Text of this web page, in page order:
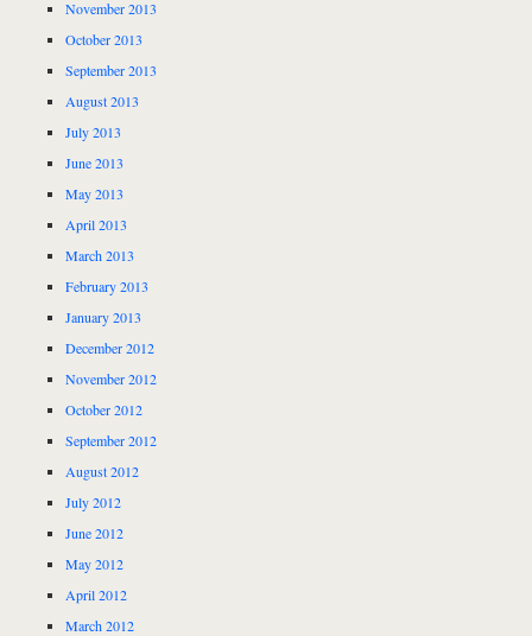
November 2013
October 2013
September 2013
August 2013
July 2013
June 2013
May 2013
April 2013
March 2013
February 2013
January 2013
December 2012
November 2012
October 2012
September 2012
August 2012
July 2012
June 2012
May 2012
April 2012
March 2012